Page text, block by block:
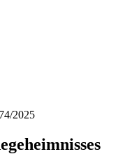
2025